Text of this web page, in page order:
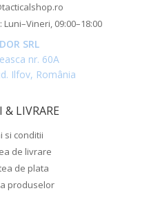
09:00–18:00
SRL
nr. 60A
Ilfov, România
LIVRARE
si conditii
de livrare
de plata
produselor